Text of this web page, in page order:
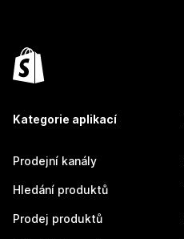
Kategorie aplikací
Prodejní kanály
Hledání produktů
Prodej produktů